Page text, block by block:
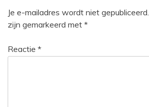
Je e-mailadres wordt niet gepubliceerd.
zijn gemarkeerd met *
Reactie *